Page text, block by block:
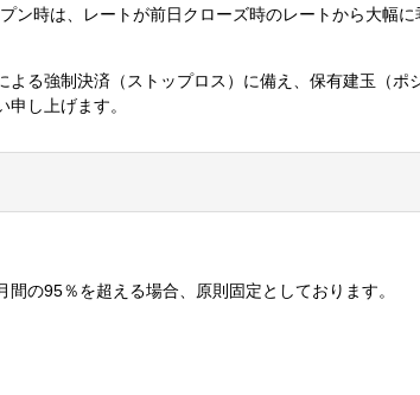
ン時は、レートが前日クローズ時のレートから大幅
る強制決済（ストップロス）に備え、保有建玉（ポ
し上げます。
の95％を超える場合、原則固定としております。